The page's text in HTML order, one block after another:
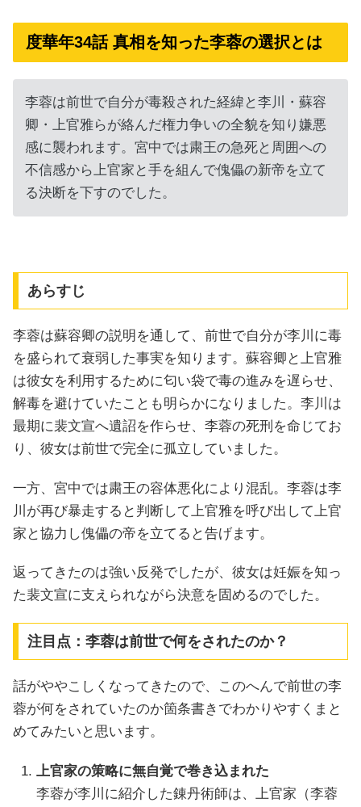
度華年34話 真相を知った李蓉の選択とは
李蓉は前世で自分が毒殺された経緯と李川・蘇容
卿・上官雅らが絡んだ権力争いの全貌を知り嫌悪
感に襲われます。宮中では粛王の急死と周囲への
不信感から上官家と手を組んで傀儡の新帝を立て
る決断を下すのでした。
あらすじ
李蓉は蘇容卿の説明を通して、前世で自分が李川に毒
を盛られて衰弱した事実を知ります。蘇容卿と上官雅
は彼女を利用するために匂い袋で毒の進みを遅らせ、
解毒を避けていたことも明らかになりました。李川は
最期に裴文宣へ遺詔を作らせ、李蓉の死刑を命じてお
り、彼女は前世で完全に孤立していました。
一方、宮中では粛王の容体悪化により混乱。李蓉は李
川が再び暴走すると判断して上官雅を呼び出して上官
家と協力し傀儡の帝を立てると告げます。
返ってきたのは強い反発でしたが、彼女は妊娠を知っ
た裴文宣に支えられながら決意を固めるのでした。
注目点：李蓉は前世で何をされたのか？
話がややこしくなってきたので、このへんで前世の李
蓉が何をされていたのか箇条書きでわかりやすくまと
めてみたいと思います。
上官家の策略に無自覚で巻き込まれた
李蓉が李川に紹介した錬丹術師は、上官家（李蓉